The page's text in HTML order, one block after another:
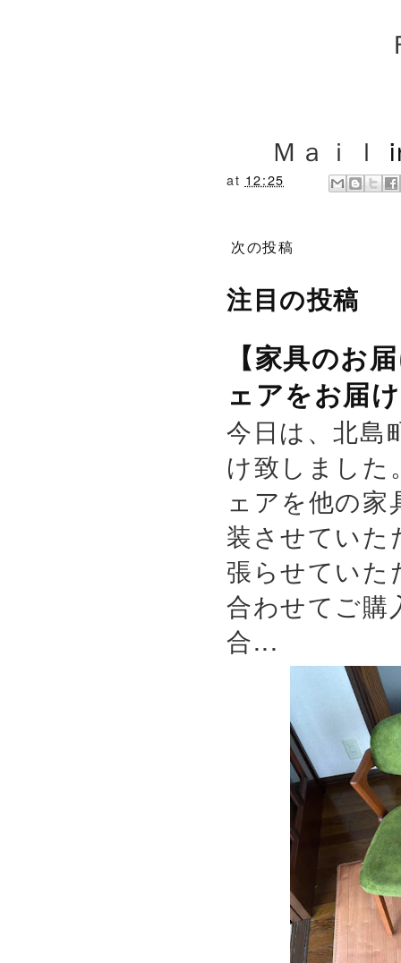
Ｍａｉｌ
at 12:25
次の投稿
注目の投稿
【家具のお
ェアをお届
今日は、北島
け致しまし
ェアを他の
装させていた
張らせていた
合わせてご購
合...